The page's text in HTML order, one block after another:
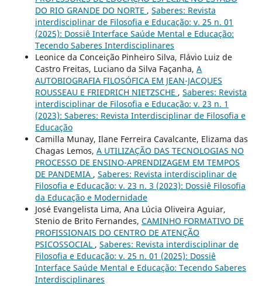
DO RIO GRANDE DO NORTE , Saberes: Revista
interdisciplinar de Filosofia e Educação: v. 25 n. 01
(2025): Dossiê Interface Saúde Mental e Educação:
Tecendo Saberes Interdisciplinares
Leonice da Conceição Pinheiro Silva, Flávio Luiz de
Castro Freitas, Luciano da Silva Façanha, A
AUTOBIOGRAFIA FILOSÓFICA EM JEAN-JACQUES
ROUSSEAU E FRIEDRICH NIETZSCHE , Saberes: Revista
interdisciplinar de Filosofia e Educação: v. 23 n. 1
(2023): Saberes: Revista Interdisciplinar de Filosofia e
Educação
Camilla Munay, Ilane Ferreira Cavalcante, Elizama das
Chagas Lemos, A UTILIZAÇÃO DAS TECNOLOGIAS NO
PROCESSO DE ENSINO-APRENDIZAGEM EM TEMPOS
DE PANDEMIA , Saberes: Revista interdisciplinar de
Filosofia e Educação: v. 23 n. 3 (2023): Dossiê Filosofia
da Educação e Modernidade
José Evangelista Lima, Ana Lúcia Oliveira Aguiar,
Stenio de Brito Fernandes, CAMINHO FORMATIVO DE
PROFISSIONAIS DO CENTRO DE ATENÇÃO
PSICOSSOCIAL , Saberes: Revista interdisciplinar de
Filosofia e Educação: v. 25 n. 01 (2025): Dossiê
Interface Saúde Mental e Educação: Tecendo Saberes
Interdisciplinares